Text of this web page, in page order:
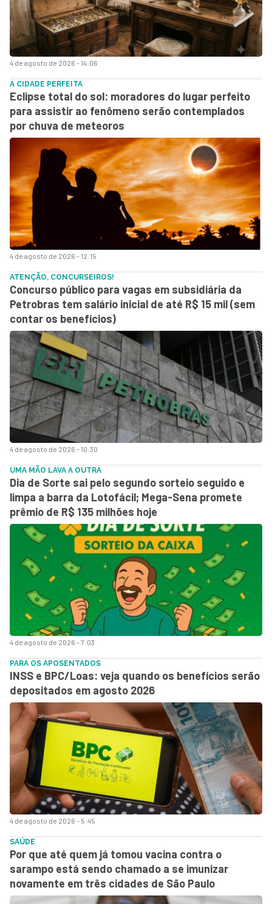
4 de agosto de 2026 - 14:06
4 de agosto de 2026 - 12:15
A CIDADE PERFEITA
Eclipse total do sol: moradores do lugar perfeito
para assistir ao fenômeno serão contemplados
por chuva de meteoros
4 de agosto de 2026 - 10:30
ATENÇÃO, CONCURSEIROS!
Concurso público para vagas em subsidiária da
Petrobras tem salário inicial de até R$ 15 mil (sem
contar os benefícios)
4 de agosto de 2026 - 7:03
UMA MÃO LAVA A OUTRA
Dia de Sorte sai pelo segundo sorteio seguido e
limpa a barra da Lotofácil; Mega-Sena promete
prêmio de R$ 135 milhões hoje
4 de agosto de 2026 - 5:45
PARA OS APOSENTADOS
INSS e BPC/Loas: veja quando os benefícios serão
depositados em agosto 2026
SAÚDE
Por que até quem já tomou vacina contra o
sarampo está sendo chamado a se imunizar
novamente em três cidades de São Paulo